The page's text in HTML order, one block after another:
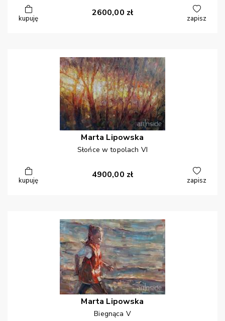
kupuję
2600,00 zł
zapisz
Marta Lipowska
Słońce w topolach VI
kupuję
4900,00 zł
zapisz
Marta Lipowska
Biegnąca V